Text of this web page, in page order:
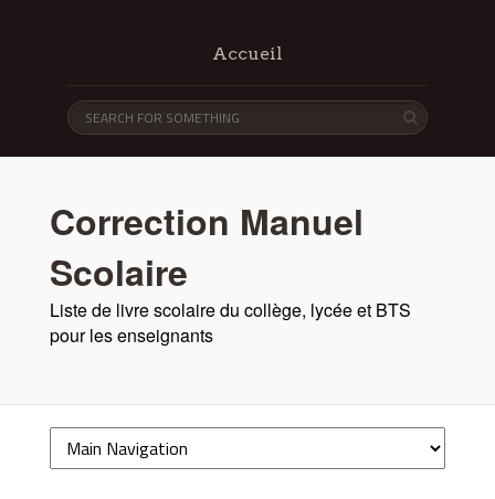
Accueil
Correction Manuel
Scolaire
Liste de livre scolaire du collège, lycée et BTS
pour les enseignants